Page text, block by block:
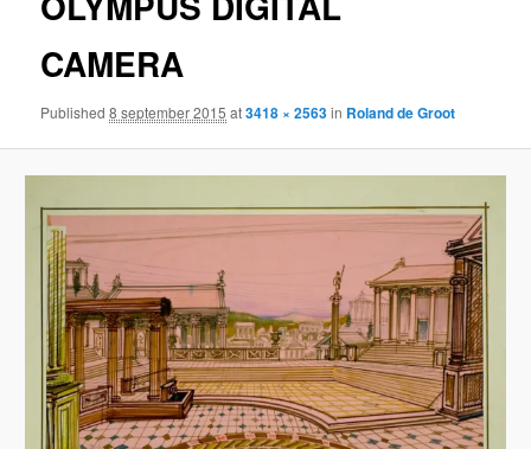
CAMERA
Published8 september 2015 at3418 × 2563in Roland de Groot